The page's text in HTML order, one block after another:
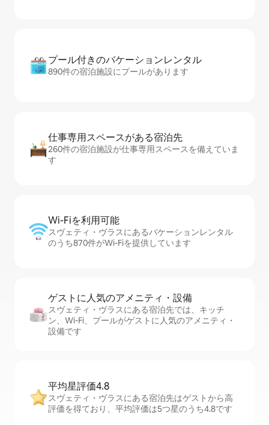
プール付きのバ⁠ケ⁠ー⁠シ⁠ョ⁠ンレ⁠ン⁠タ⁠ル
890件の宿泊施設にプールがあります
仕事専用ス⁠ペ⁠ー⁠スがあ⁠る宿⁠泊⁠先
260件の宿泊施設が仕事専用スペースを備えていま
す
Wi-Fiを利⁠用⁠可⁠能
スヴェティ・ヴラスにあるバケーションレンタル
のうち870件がWi-Fiを提供しています
ゲストに人⁠気⁠のア⁠メ⁠ニ⁠テ⁠ィ・設⁠備
スヴェティ・ヴラスにある宿泊先では、キッチ
ン、Wi-Fi、プールがゲストに人気のアメニティ・
設備です
平均星評価4.8
スヴェティ・ヴラスにある宿泊先はゲストから高
評価を得ており、平均評価は5つ星のうち4.8です